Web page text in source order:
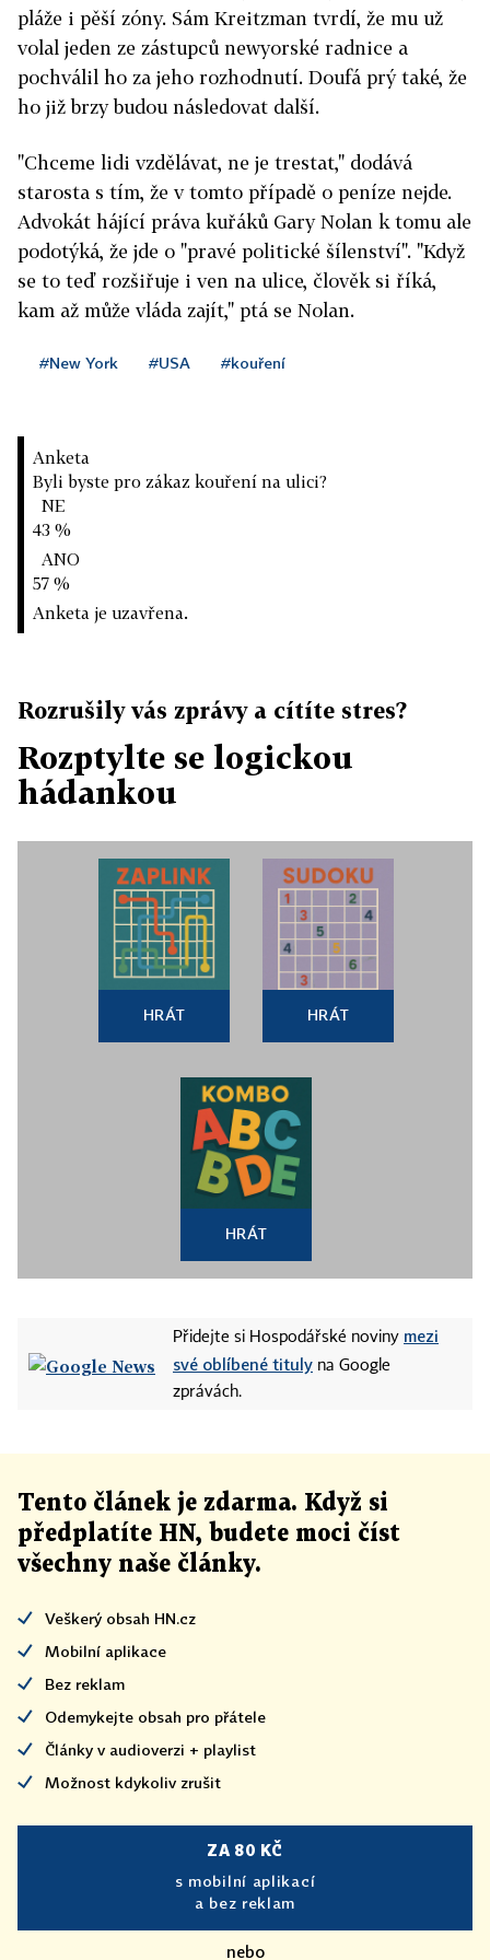
pláže i pěší zóny. Sám Kreitzman tvrdí, že mu už
volal jeden ze zástupců newyorské radnice a
pochválil ho za jeho rozhodnutí. Doufá prý také, že
ho již brzy budou následovat další.
"Chceme lidi vzdělávat, ne je trestat," dodává
starosta s tím, že v tomto případě o peníze nejde.
Advokát hájící práva kuřáků Gary Nolan k tomu ale
podotýká, že jde o "pravé politické šílenství". "Když
se to teď rozšiřuje i ven na ulice, člověk si říká,
kam až může vláda zajít," ptá se Nolan.
#New York #USA #kouření
Anketa
Byli byste pro zákaz kouření na ulici?
NE
43 %
ANO
57 %
Anketa je uzavřena.
Rozrušily vás zprávy a cítíte stres?
Rozptylte se logickou
hádankou
HRÁT HRÁT
HRÁT
Přidejte si Hospodářské noviny mezi
své oblíbené tituly na Google
zprávách.
Tento článek je zdarma. Když si
předplatíte HN, budete moci číst
všechny naše články.
Veškerý obsah HN.cz
Mobilní aplikace
Bez reklam
Odemykejte obsah pro přátele
Články v audioverzi + playlist
Možnost kdykoliv zrušit
ZA 80 KČ
s mobilní aplikací
a bez reklam
nebo